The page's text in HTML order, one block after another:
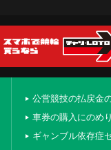
公営競技の払戻金
車券の購入にのめ
ギャンブル依存症